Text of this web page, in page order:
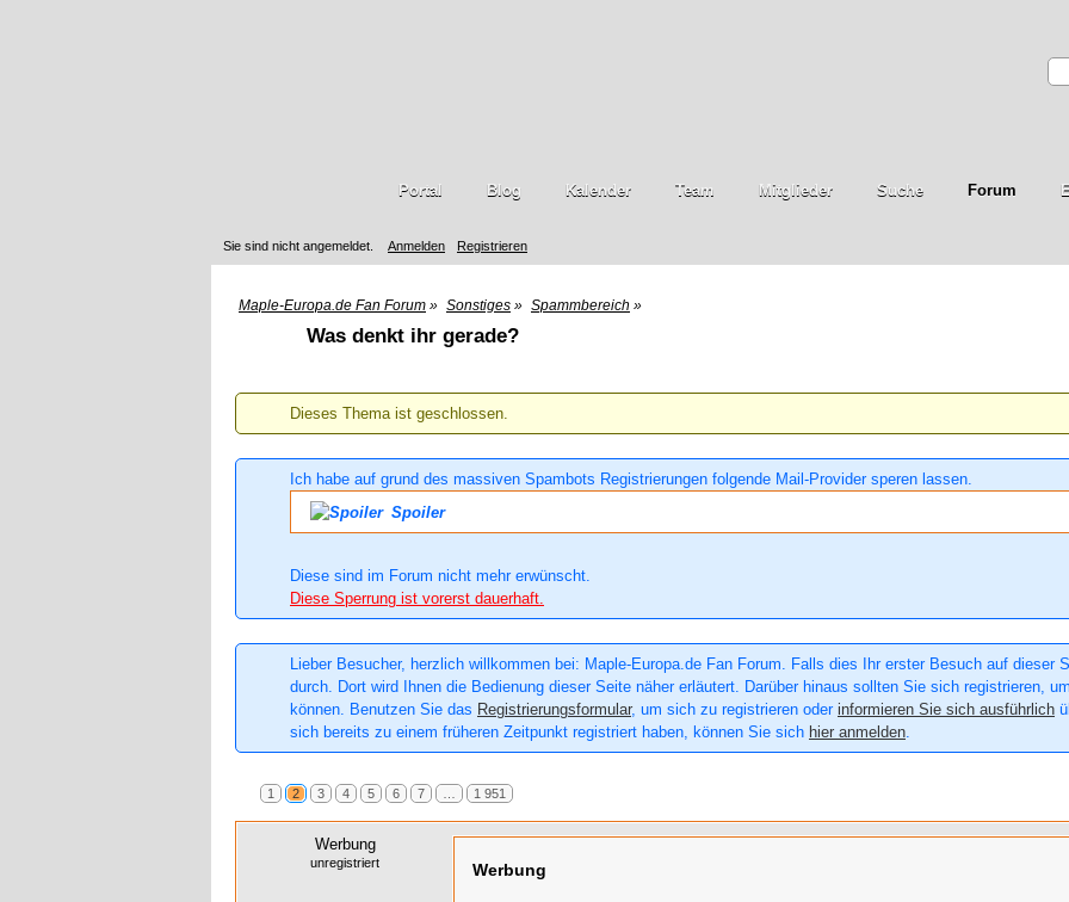
Sie sind nicht angemeldet. Anmelden Registrieren
Portal Blog Kalender Team Mitglieder Suche Forum
Maple-Europa.de Fan Forum » Sonstiges » Spammbereich »
Was denkt ihr gerade?
Dieses Thema ist geschlossen.
Ich habe auf grund des massiven Spambots Registrierungen folgende Mail-Provider speren lassen.
Spoiler
Diese sind im Forum nicht mehr erwünscht.
Diese Sperrung ist vorerst dauerhaft.
Lieber Besucher, herzlich willkommen bei: Maple-Europa.de Fan Forum. Falls dies Ihr erster Besuch auf
durch. Dort wird Ihnen die Bedienung dieser Seite näher erläutert. Darüber hinaus sollten Sie sich registrieren,
können. Benutzen Sie das Registrierungsformular, um sich zu registrieren oder informieren Sie sich ausführlich
sich bereits zu einem früheren Zeitpunkt registriert haben, können Sie sich hier anmelden.
1 2 3 4 5 6 7 1 951
Werbung
unregistriert Werbung